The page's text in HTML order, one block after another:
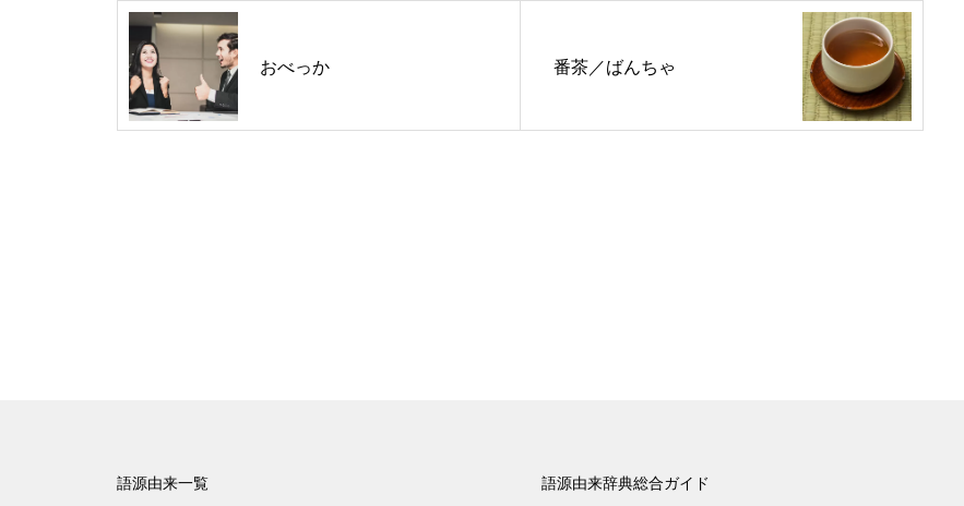
おべっか 番茶／ばんちゃ
語源由来一覧 語源由来辞典総合ガイド